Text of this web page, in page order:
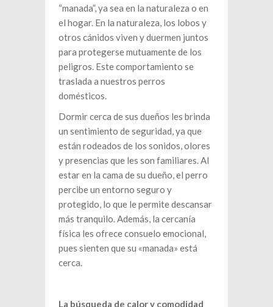
“manada”, ya sea en la naturaleza o en
el hogar. En la naturaleza, los lobos y
otros cánidos viven y duermen juntos
para protegerse mutuamente de los
peligros. Este comportamiento se
traslada a nuestros perros
domésticos.
Dormir cerca de sus dueños les brinda
un sentimiento de seguridad, ya que
están rodeados de los sonidos, olores
y presencias que les son familiares. Al
estar en la cama de su dueño, el perro
percibe un entorno seguro y
protegido, lo que le permite descansar
más tranquilo. Además, la cercanía
física les ofrece consuelo emocional,
pues sienten que su «manada» está
cerca.
La búsqueda de calor y comodidad